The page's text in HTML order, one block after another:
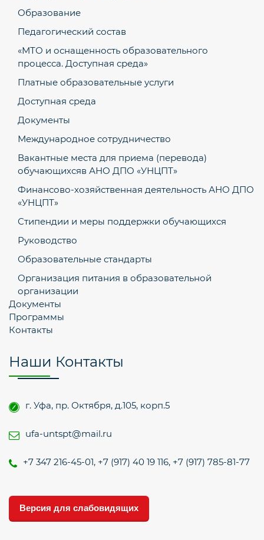
Образование
Педагогический состав
«МТО и оснащенность образовательного
процесса. Доступная среда»
Платные образовательные услуги
Доступная среда
Документы
Международное сотрудничество
Вакантные места для приема (перевода)
обучающихсяв АНО ДПО «УНЦПТ»
Финансово-хозяйственная деятельность АНО ДПО
«УНЦПТ»
Стипендии и меры поддержки обучающихся
Руководство
Образовательные стандарты
Организация питания в образовательной
организации
Документы
Программы
Контакты
Наши Контакты
г. Уфа, пр. Октября, д.105, корп.5
ufa-untspt@mail.ru
+7 347 216-45-01, +7 (917) 40 19 116, +7 (917) 785-81-77
Версия для слабовидящих